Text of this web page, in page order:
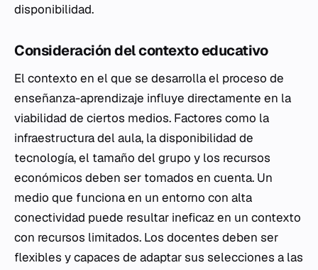
disponibilidad.
Consideración del contexto educativo
El contexto en el que se desarrolla el proceso de
enseñanza-aprendizaje influye directamente en la
viabilidad de ciertos medios. Factores como la
infraestructura del aula, la disponibilidad de
tecnología, el tamaño del grupo y los recursos
económicos deben ser tomados en cuenta. Un
medio que funciona en un entorno con alta
conectividad puede resultar ineficaz en un contexto
con recursos limitados. Los docentes deben ser
flexibles y capaces de adaptar sus selecciones a las